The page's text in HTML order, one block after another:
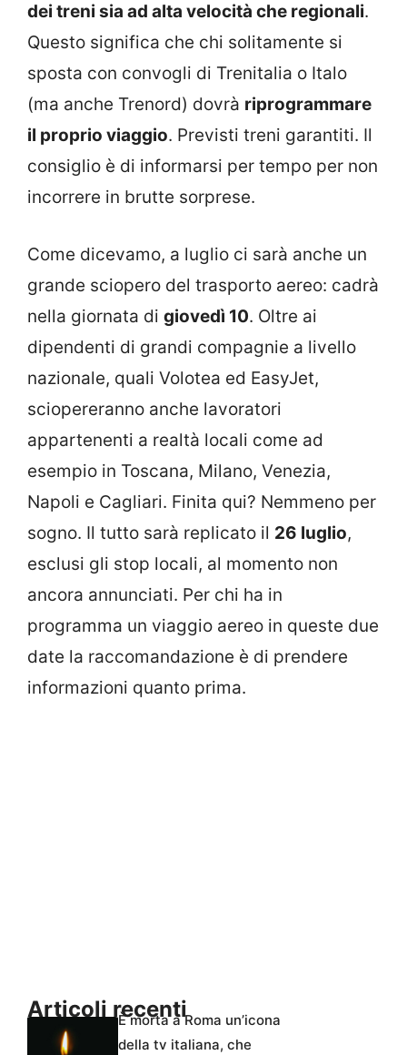
dei treni sia ad alta velocità che regionali.
Questo significa che chi solitamente si
sposta con convogli di Trenitalia o Italo
(ma anche Trenord) dovrà riprogrammare
il proprio viaggio. Previsti treni garantiti. Il
consiglio è di informarsi per tempo per non
incorrere in brutte sorprese.
Come dicevamo, a luglio ci sarà anche un
grande sciopero del trasporto aereo: cadrà
nella giornata di giovedì 10. Oltre ai
dipendenti di grandi compagnie a livello
nazionale, quali Volotea ed EasyJet,
sciopereranno anche lavoratori
appartenenti a realtà locali come ad
esempio in Toscana, Milano, Venezia,
Napoli e Cagliari. Finita qui? Nemmeno per
sogno. Il tutto sarà replicato il 26 luglio,
esclusi gli stop locali, al momento non
ancora annunciati. Per chi ha in
programma un viaggio aereo in queste due
date la raccomandazione è di prendere
informazioni quanto prima.
Articoli recentiÈ morta a Roma un’icona
della tv italiana, che